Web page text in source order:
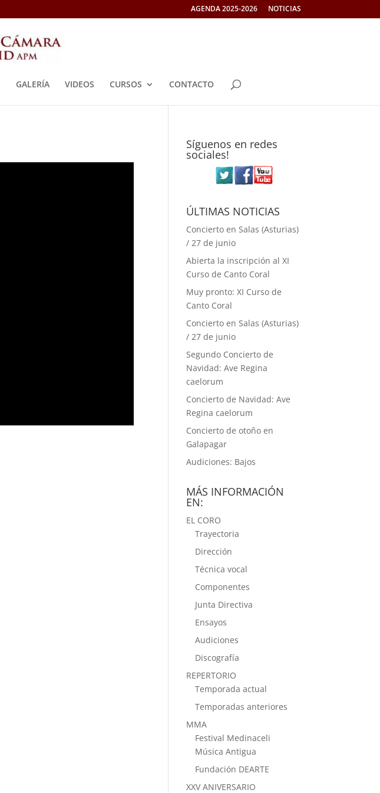
AGENDA 2025-2026 NOTICIAS
GALERÍA VIDEOS CURSOS CONTACTO
Síguenos en redes
sociales!
ÚLTIMAS NOTICIAS
Concierto en Salas (Asturias)
/ 27 de junio
Abierta la inscripción al XI
Curso de Canto Coral
Muy pronto: XI Curso de
Canto Coral
Concierto en Salas (Asturias)
/ 27 de junio
Segundo Concierto de
Navidad: Ave Regina
caelorum
Concierto de Navidad: Ave
Regina caelorum
Concierto de otoño en
Galapagar
Audiciones: Bajos
MÁS INFORMACIÓN
EN:
EL CORO
Trayectoria
Dirección
Técnica vocal
Componentes
Junta Directiva
Ensayos
Audiciones
Discografía
REPERTORIO
Temporada actual
Temporadas anteriores
MMA
Festival Medinaceli
Música Antigua
Fundación DEARTE
XXV ANIVERSARIO